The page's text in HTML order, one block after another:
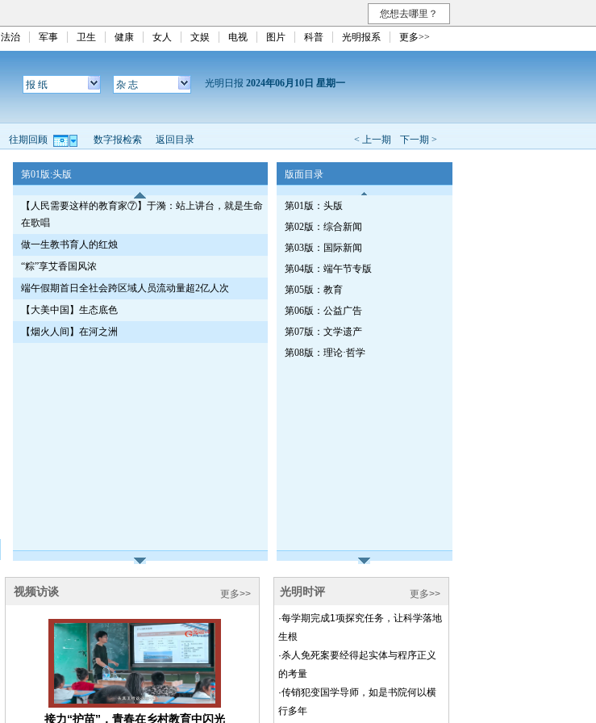
您想去哪里？
法治 军事 卫生 健康 女人 文娱 电视 图片 科普 光明报系 更多>>
报 纸 杂 志 光明日报 2024年06月10日 星期一
< 上一期 下一期 >
往期回顾 数字报检索 返回目录
第01版:头版
【人民需要这样的教育家⑦】于漪：站上讲台，就是生命
在歌唱
做一生教书育人的红烛
“粽”享艾香国风浓
端午假期首日全社会跨区域人员流动量超2亿人次
【大美中国】生态底色
【烟火人间】在河之洲
版面目录
第01版：头版
第02版：综合新闻
第03版：国际新闻
第04版：端午节专版
第05版：教育
第06版：公益广告
第07版：文学遗产
第08版：理论·哲学